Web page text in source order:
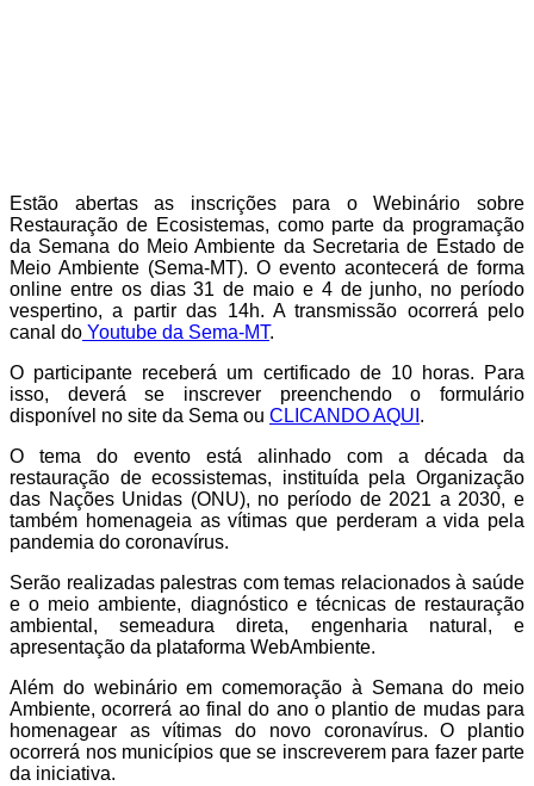
Estão abertas as inscrições para o Webinário sobre
Restauração de Ecosistemas, como parte da programação
da Semana do Meio Ambiente da Secretaria de Estado de
Meio Ambiente (Sema-MT). O evento acontecerá de forma
online entre os dias 31 de maio e 4 de junho, no período
vespertino, a partir das 14h. A transmissão ocorrerá pelo
canal do Youtube da Sema-MT.
O participante receberá um certificado de 10 horas. Para
isso, deverá se inscrever preenchendo o formulário
disponível no site da Sema ou CLICANDO AQUI .
O tema do evento está alinhado com a década da
restauração de ecossistemas, instituída pela Organização
das Nações Unidas (ONU), no período de 2021 a 2030, e
também homenageia as vítimas que perderam a vida pela
pandemia do coronavírus.
Serão realizadas palestras com temas relacionados à saúde
e o meio ambiente, diagnóstico e técnicas de restauração
ambiental, semeadura direta, engenharia natural, e
apresentação da plataforma WebAmbiente.
Além do webinário em comemoração à Semana do meio
Ambiente, ocorrerá ao final do ano o plantio de mudas para
homenagear as vítimas do novo coronavírus. O plantio
ocorrerá nos municípios que se inscreverem para fazer parte
da iniciativa.